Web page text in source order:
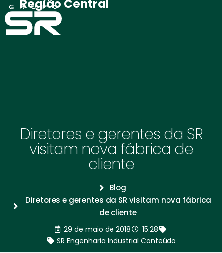
Região Central
Diretores e gerentes da SR
visitam nova fábrica de
cliente
Blog
Diretores e gerentes da SR visitam nova fábrica
de cliente
29 de maio de 2018
15:28
SR Engenharia Industrial Conteúdo